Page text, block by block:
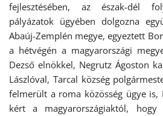
fejlesztésében, az észak-dél
pályázatok ügyében dolgozna
Abaúj-Zemplén megye, egyeztett
a hétvégén a magyarországi
Dezső elnökkel, Negrutz Ágoston
Lászlóval, Tarcal község
felmerült a roma közösség ügye is,
kért a magyarországiaktól, hogy